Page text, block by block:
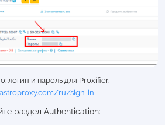
логин и пароль для Proxifier.
ru/sign-in
раздел Authentication: